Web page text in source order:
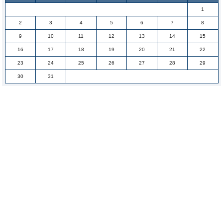
1
2 3 4 5 6 7 8
9 10 11 12 13 14 15
16 17 18 19 20 21 22
23 24 25 26 27 28 29
30 31